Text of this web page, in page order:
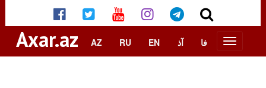
Axar.az AZ RU EN آذ فا